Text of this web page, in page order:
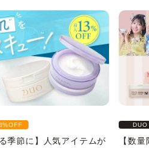
季節に】人気アイテムが
DUO
【数